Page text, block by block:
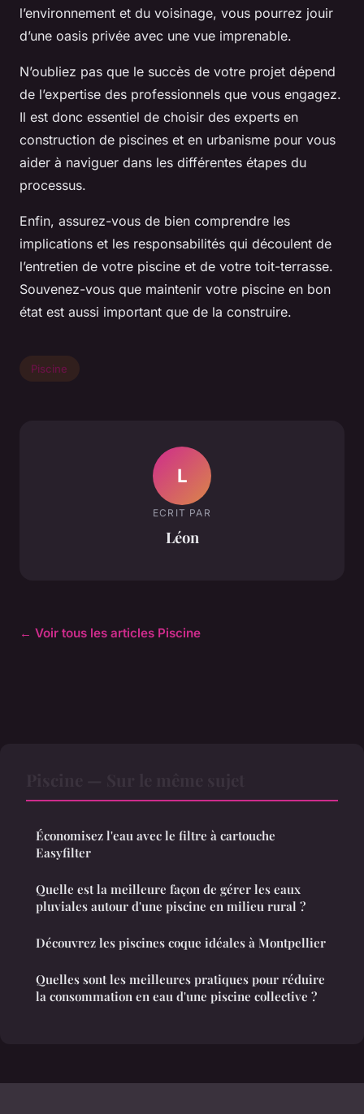
l’environnement et du voisinage, vous pourrez jouir
d’une oasis privée avec une vue imprenable.
N’oubliez pas que le succès de votre projet dépend
de l’expertise des professionnels que vous engagez.
Il est donc essentiel de choisir des experts en
construction de piscines et en urbanisme pour vous
aider à naviguer dans les différentes étapes du
processus.
Enfin, assurez-vous de bien comprendre les
implications et les responsabilités qui découlent de
l’entretien de votre piscine et de votre toit-terrasse.
Souvenez-vous que maintenir votre piscine en bon
état est aussi important que de la construire.
Piscine
L
ECRIT PAR
Léon
← Voir tous les articles Piscine
Économisez l'eau avec le filtre à cartouche
Easyfilter
Quelle est la meilleure façon de gérer les eaux
pluviales autour d'une piscine en milieu rural ?
Découvrez les piscines coque idéales à Montpellier
Quelles sont les meilleures pratiques pour réduire
la consommation en eau d'une piscine collective ?